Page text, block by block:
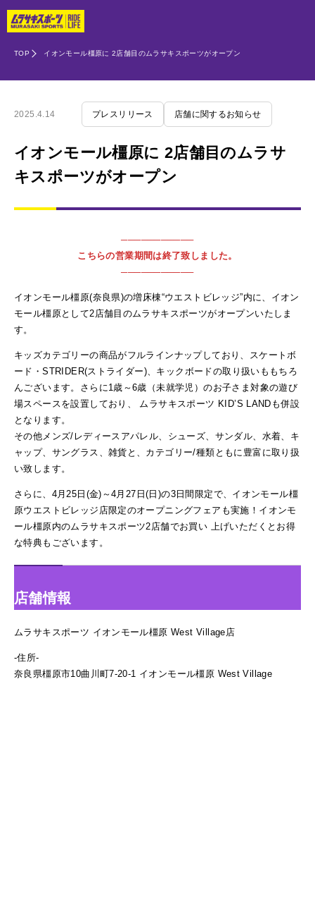
TOP イオンモール橿原に 2店舗目のムラサキスポーツがオープン
2025.4.14 プレスリリース 店舗に関するお知らせ
イオンモール橿原に 2店舗目のムラサ
キスポーツがオープン
───────────
こちらの営業期間は終了致しました。
───────────
イオンモール橿原(奈良県)の増床棟“ウエストビレッジ”内に、イオン
モール橿原として2店舗目のムラサキスポーツがオープンいたしま
す。
キッズカテゴリーの商品がフルラインナップしており、スケートボ
ード・STRIDER(ストライダー)、キックボードの取り扱いももちろ
んございます。さらに1歳～6歳（未就学児）のお子さま対象の遊び
場スペースを設置しており、 ムラサキスポーツ KID’S LANDも併設
となります。
その他メンズ/レディースアパレル、シューズ、サンダル、水着、キ
ャップ、サングラス、雑貨と、カテゴリー/種類ともに豊富に取り扱
い致します。
さらに、4月25日(金)～4月27日(日)の3日間限定で、イオンモール橿
原ウエストビレッジ店限定のオープニングフェアも実施！イオンモ
ール橿原内のムラサキスポーツ2店舗でお買い 上げいただくとお得
な特典もございます。
店舗情報
ムラサキスポーツ イオンモール橿原 West Village店
-住所-
奈良県橿原市10曲川町7-20-1 イオンモール橿原 West Village